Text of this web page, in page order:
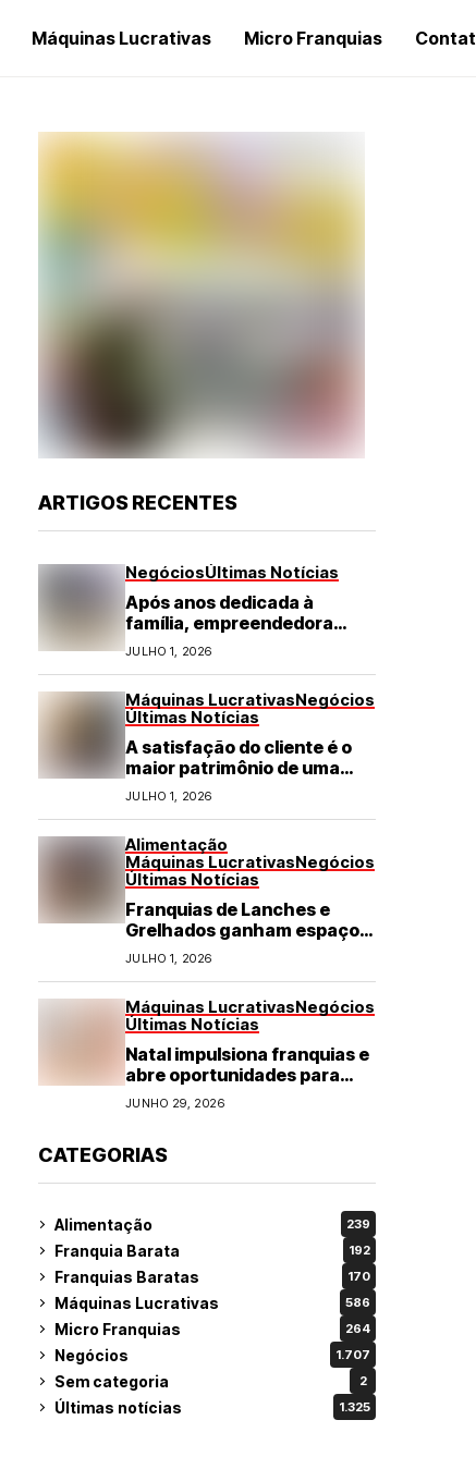
Máquinas Lucrativas Micro Franquias
ARTIGOS RECENTES
NegóciosÚltimas Notícias
Após anos dedicada à
família, empreendedora
transforma franquia de
turismo em negócio de
JULHO 1, 2026
Máquinas LucrativasNegócios
Últimas Notícias
A satisfação do cliente é o
maior patrimônio de uma
franquia
JULHO 1, 2026
Alimentação
Máquinas LucrativasNegócios
Últimas Notícias
Franquias de Lanches e
Grelhados ganham espaço
com demanda por refeições
rápidas e de qualidade
JULHO 1, 2026
Máquinas LucrativasNegócios
Últimas Notícias
Natal impulsiona franquias e
abre oportunidades para
diversos segmentos do
JUNHO 29, 2026
CATEGORIAS
Alimentação 239
Franquia Barata 192
Franquias Baratas 170
Máquinas Lucrativas 586
Micro Franquias 264
Negócios 1.707
Sem categoria 2
Últimas notícias 1.325